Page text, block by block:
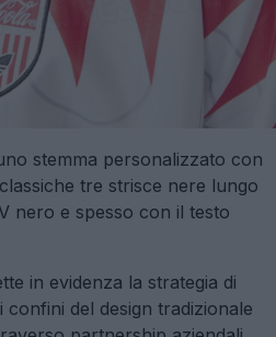
stemma personalizzato con
tre strisce nere lungo
nero e spesso con il testo
in evidenza la strategia di
confini del design tradizionale